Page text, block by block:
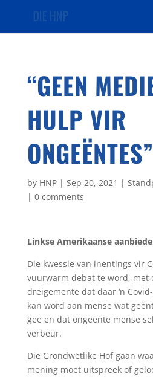
“GEEN
HULP VIR
ONGEËNTES”
by HNP| Sep 20, 2021 |
| 0 comments
Linkse Amerikaanse
Die kwessie van inentings vir
vuurwarm debat te word, met
dreigemente dat daar ‘n
kan word aan mense wat
gee en dat ongeënte mense
verbeur.
Die Grondwetlike Hof gaan
mening moet uitspreek of